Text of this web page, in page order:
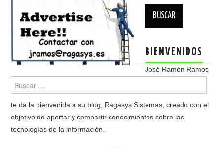
BIENVENIDOS
José Ramón Ramos
te da la bienvenida a su blog, Ragasys Sistemas, creado con el
objetivo de aportar y compartir conocimientos sobre las
tecnologías de la información.